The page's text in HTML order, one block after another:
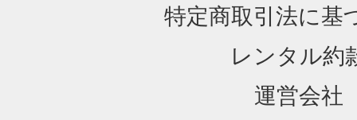
特定商取引法に基
レンタル約
運営会社